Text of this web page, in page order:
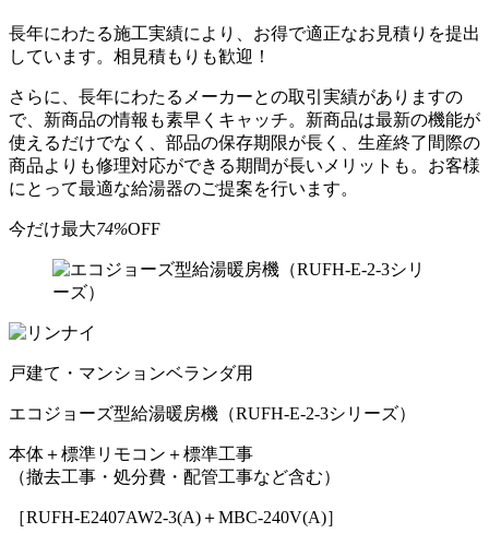
長年にわたる施工実績により、お得で適正なお見積りを提出
しています。相見積もりも歓迎！
さらに、長年にわたるメーカーとの取引実績がありますの
で、新商品の情報も素早くキャッチ。新商品は最新の機能が
使えるだけでなく、部品の保存期限が長く、生産終了間際の
商品よりも修理対応ができる期間が長いメリットも。お客様
にとって最適な給湯器のご提案を行います。
今だけ最大74%OFF
戸建て・マンションベランダ用
エコジョーズ型給湯暖房機 （RUFH-E-2-3シリーズ）
本体＋標準リモコン＋標準工事
（撤去工事・処分費・配管工事など含む）
［RUFH-E2407AW2-3(A)＋MBC-240V(A)］